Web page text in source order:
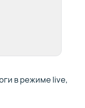
в режиме live,